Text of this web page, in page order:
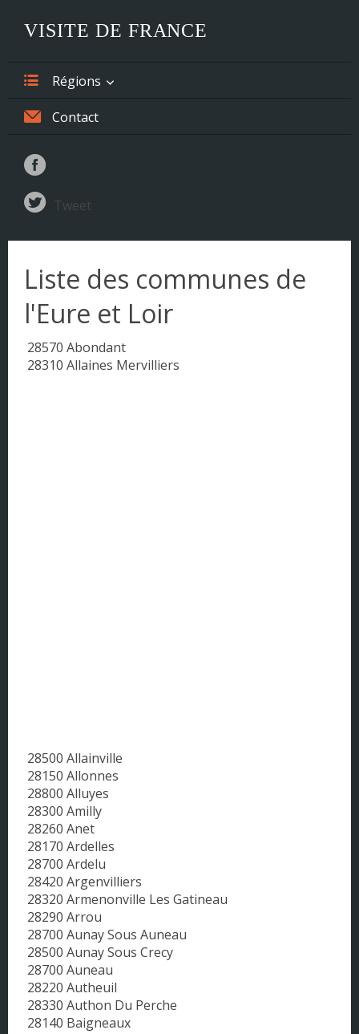
VISITE DE FRANCE
Régions
Alsace
Aquitaine
Basse-Normandie
Bretagne
Centre
Champagne-Ardenne
Picardie
Poitou - Charentes
Provence - Alpes - Côte d'Azur
Rhône-Alpes
Contact
Tweet
Liste des communes de
l'Eure et Loir
28570 Abondant
28310 Allaines Mervilliers
28500 Allainville
28150 Allonnes
28800 Alluyes
28300 Amilly
28260 Anet
28170 Ardelles
28700 Ardelu
28420 Argenvilliers
28320 Armenonville Les Gatineau
28290 Arrou
28700 Aunay Sous Auneau
28500 Aunay Sous Crecy
28700 Auneau
28220 Autheuil
28330 Authon Du Perche
28140 Baigneaux